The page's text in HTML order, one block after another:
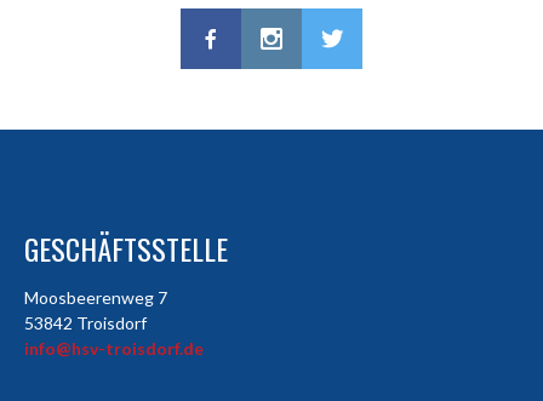
GESCHÄFTSSTELLE
Moosbeerenweg 7
53842 Troisdorf
info@hsv-troisdorf.de